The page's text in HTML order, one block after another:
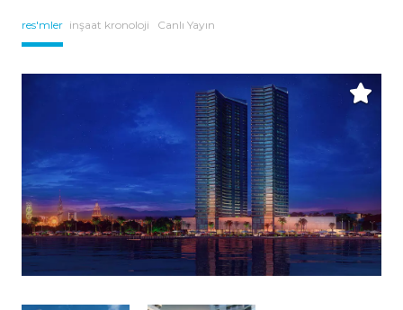
res'mler inşaat kronoloji Canlı Yayın